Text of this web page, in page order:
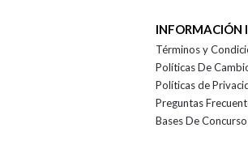
INFORMACIÓN
Términos y
Políticas De
Políticas de
Preguntas
Bases De Concurso